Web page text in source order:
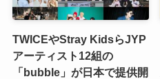
TWICEやStray KidsらJYP
アーティスト12組の
「bubble」が日本で提供開